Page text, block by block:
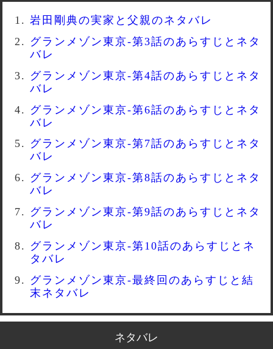
岩田剛典の実家と父親のネタバレ
グランメゾン東京-第3話のあらすじとネタ
バレ
グランメゾン東京-第4話のあらすじとネタ
バレ
グランメゾン東京-第6話のあらすじとネタ
バレ
グランメゾン東京-第7話のあらすじとネタ
バレ
グランメゾン東京-第8話のあらすじとネタ
バレ
グランメゾン東京-第9話のあらすじとネタ
バレ
グランメゾン東京-第10話のあらすじとネ
タバレ
グランメゾン東京-最終回のあらすじと結
末ネタバレ
ネタバレ